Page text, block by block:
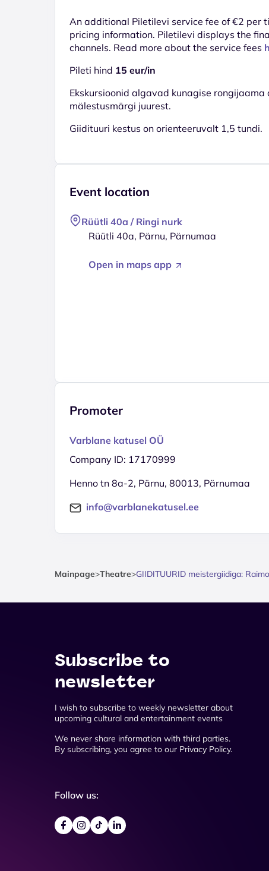
An additional Piletilevi service fee of €2 per
pricing information. Piletilevi displays the
channels. Read more about the service fees
Pileti hind 15 eur/in
Ekskursioonid algavad kunagise
mälestusmärgi juurest.
Giidituuri kestus on orienteeruvalt 1,5 tundi.
Event location
Rüütli 40a / Ringi nurk
Rüütli 40a, Pärnu, Pärnumaa
Open in maps app
Promoter
Varblane katusel OÜ
Company ID: 17170999
Henno tn 8a-2, Pärnu, 80013, Pärnumaa
info@varblanekatusel.ee
Mainpage>Theatre>GIIDITUURID meistergiidiga:
Subscribe to
newsletter
I wish to subscribe to weekly newsletter about
upcoming cultural and entertainment events
We never share information with third parties.
By subscribing, you agree to our Privacy Policy.
Follow us: